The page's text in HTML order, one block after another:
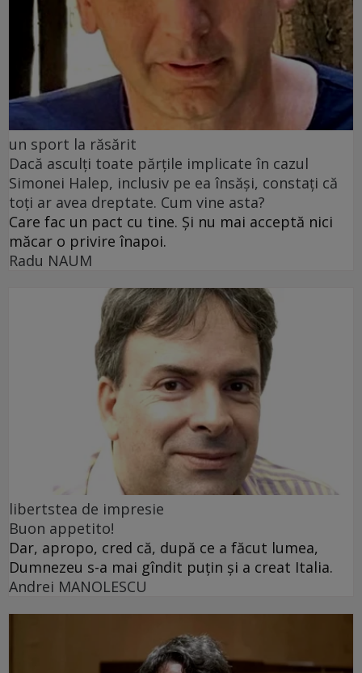
un sport la răsărit
Dacă asculți toate părțile implicate în cazul
Simonei Halep, inclusiv pe ea însăși, constați că
toți ar avea dreptate. Cum vine asta?
Care fac un pact cu tine. Și nu mai acceptă nici
măcar o privire înapoi.
Radu NAUM
libertstea de impresie
Buon appetito!
Dar, apropo, cred că, după ce a făcut lumea,
Dumnezeu s-a mai gîndit puțin și a creat Italia.
Andrei MANOLESCU